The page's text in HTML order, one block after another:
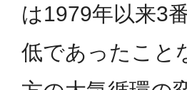
は1979年以来3
低であったこと